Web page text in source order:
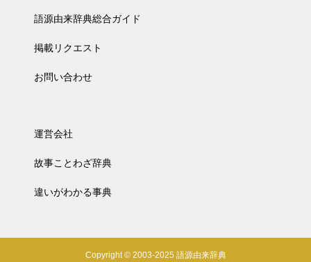
語源由来辞典総合ガイド
掲載リクエスト
お問い合わせ
運営会社
故事ことわざ辞典
違いがわかる事典
Copyright © 2003-2025 語源由来辞典